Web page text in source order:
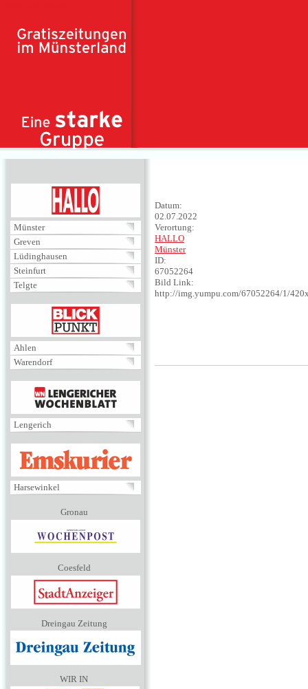
Münster
Greven
Lüdinghausen
Steinfurt
Telgte
BLICKPUNKT
Ahlen
Warendorf
MENÜ
Lengerich
EMSKURIER
Harsewinkel
Gronau
Coesfeld
Dreingau Zeitung
WIR IN
Datum:
02.07.2022
Verortung:
HALLO
Münster
ID:
67052264
Bild Link:
http://img.yumpu.com/67052264/1/